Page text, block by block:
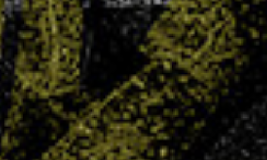
UNSS : carton plein pour Chepfer
3 JUIN 2025
Objectif annoncé, objectif atteint ! Cette année,